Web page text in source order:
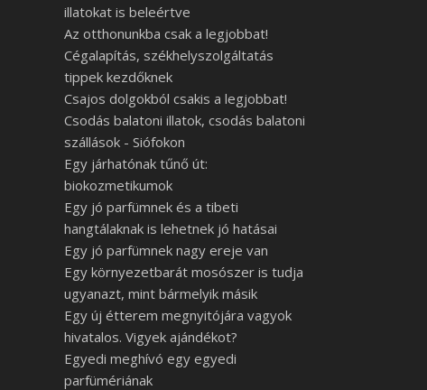
illatokat is beleértve
Az otthonunkba csak a legjobbat!
Cégalapítás, székhelyszolgáltatás
tippek kezdőknek
Csajos dolgokból csakis a legjobbat!
Csodás balatoni illatok, csodás balatoni
szállások - Siófokon
Egy járhatónak tűnő út:
biokozmetikumok
Egy jó parfümnek és a tibeti
hangtálaknak is lehetnek jó hatásai
Egy jó parfümnek nagy ereje van
Egy környezetbarát mosószer is tudja
ugyanazt, mint bármelyik másik
Egy új étterem megnyitójára vagyok
hivatalos. Vigyek ajándékot?
Egyedi meghívó egy egyedi
parfümériának